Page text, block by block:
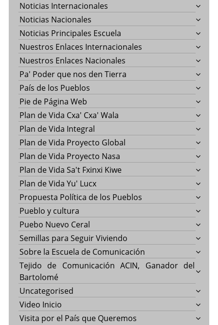
Noticias Internacionales
Noticias Nacionales
Noticias Principales Escuela
Nuestros Enlaces Internacionales
Nuestros Enlaces Nacionales
Pa' Poder que nos den Tierra
País de los Pueblos
Pie de Página Web
Plan de Vida Cxa' Cxa' Wala
Plan de Vida Integral
Plan de Vida Proyecto Global
Plan de Vida Proyecto Nasa
Plan de Vida Sa't Fxinxi Kiwe
Plan de Vida Yu' Lucx
Propuesta Política de los Pueblos
Pueblo y cultura
Puebo Nuevo Ceral
Semillas para Seguir Viviendo
Sobre la Escuela de Comunicación
Tejido de Comunicación ACIN, Ganador del
Bartolomé
Uncategorised
Video Inicio
Visita por el País que Queremos